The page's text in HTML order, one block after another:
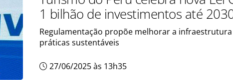
1 bilhão de investimentos até
Regulamentação propõe melhorar a
práticas sustentáveis
27/06/2025 às 13h35